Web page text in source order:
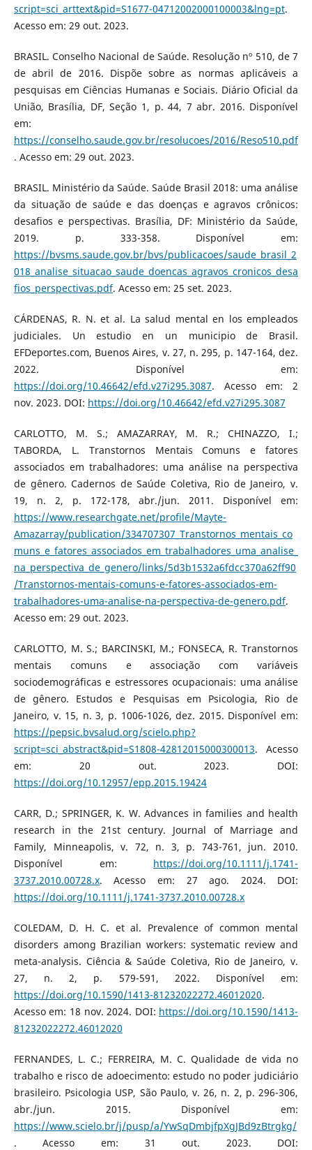
script=sci_arttext&pid=S1677-04712002000100003&lng=pt.
Acesso em: 29 out. 2023.
BRASIL. Conselho Nacional de Saúde. Resolução nº 510, de 7
de abril de 2016. Dispõe sobre as normas aplicáveis a
pesquisas em Ciências Humanas e Sociais. Diário Oficial da
União, Brasília, DF, Seção 1, p. 44, 7 abr. 2016. Disponível
em:
https://conselho.saude.gov.br/resolucoes/2016/Reso510.pdf
. Acesso em: 29 out. 2023.
BRASIL. Ministério da Saúde. Saúde Brasil 2018: uma análise
da situação de saúde e das doenças e agravos crônicos:
desafios e perspectivas. Brasília, DF: Ministério da Saúde,
2019. p. 333-358. Disponível em:
https://bvsms.saude.gov.br/bvs/publicacoes/saude_brasil_2
018_analise_situacao_saude_doencas_agravos_cronicos_desa
fios_perspectivas.pdf. Acesso em: 25 set. 2023.
CÁRDENAS, R. N. et al. La salud mental en los empleados
judiciales. Un estudio en un municipio de Brasil.
EFDeportes.com, Buenos Aires, v. 27, n. 295, p. 147-164, dez.
2022. Disponível em:
https://doi.org/10.46642/efd.v27i295.3087. Acesso em: 2
nov. 2023. DOI: https://doi.org/10.46642/efd.v27i295.3087
CARLOTTO, M. S.; AMAZARRAY, M. R.; CHINAZZO, I.;
TABORDA, L. Transtornos Mentais Comuns e fatores
associados em trabalhadores: uma análise na perspectiva
de gênero. Cadernos de Saúde Coletiva, Rio de Janeiro, v.
19, n. 2, p. 172-178, abr./jun. 2011. Disponível em:
https://www.researchgate.net/profile/Mayte-
Amazarray/publication/334707307_Transtornos_mentais_co
muns_e_fatores_associados_em_trabalhadores_uma_analise_
na_perspectiva_de_genero/links/5d3b1532a6fdcc370a62ff90
/Transtornos-mentais-comuns-e-fatores-associados-em-
trabalhadores-uma-analise-na-perspectiva-de-genero.pdf.
Acesso em: 29 out. 2023.
CARLOTTO, M. S.; BARCINSKI, M.; FONSECA, R. Transtornos
mentais comuns e associação com variáveis
sociodemográficas e estressores ocupacionais: uma análise
de gênero. Estudos e Pesquisas em Psicologia, Rio de
Janeiro, v. 15, n. 3, p. 1006-1026, dez. 2015. Disponível em:
https://pepsic.bvsalud.org/scielo.php?
script=sci_abstract&pid=S1808-42812015000300013. Acesso
em: 20 out. 2023. DOI:
https://doi.org/10.12957/epp.2015.19424
CARR, D.; SPRINGER, K. W. Advances in families and health
research in the 21st century. Journal of Marriage and
Family, Minneapolis, v. 72, n. 3, p. 743-761, jun. 2010.
Disponível em: https://doi.org/10.1111/j.1741-
3737.2010.00728.x. Acesso em: 27 ago. 2024. DOI:
https://doi.org/10.1111/j.1741-3737.2010.00728.x
COLEDAM, D. H. C. et al. Prevalence of common mental
disorders among Brazilian workers: systematic review and
meta-analysis. Ciência & Saúde Coletiva, Rio de Janeiro, v.
27, n. 2, p. 579-591, 2022. Disponível em:
https://doi.org/10.1590/1413-81232022272.46012020.
Acesso em: 18 nov. 2024. DOI: https://doi.org/10.1590/1413-
81232022272.46012020
FERNANDES, L. C.; FERREIRA, M. C. Qualidade de vida no
trabalho e risco de adoecimento: estudo no poder judiciário
brasileiro. Psicologia USP, São Paulo, v. 26, n. 2, p. 296-306,
abr./jun. 2015. Disponível em:
https://www.scielo.br/j/pusp/a/YwSqDmbjfpXgJBd9zBtrgkg/
. Acesso em: 31 out. 2023. DOI: